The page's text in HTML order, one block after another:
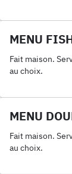
MENU
Fait maison.
au choix.
MENU
Fait maison.
au choix.